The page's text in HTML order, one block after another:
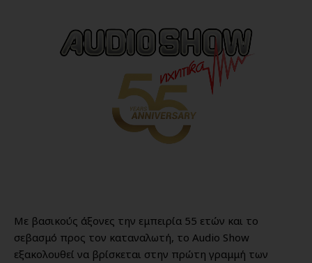
Με βασικούς άξονες την εμπειρία 55 ετών και το
σεβασμό προς τον καταναλωτή, το Audio Show
εξακολουθεί να βρίσκεται στην πρώτη γραμμή των